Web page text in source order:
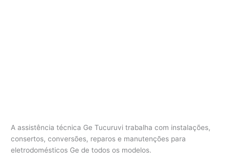
A assistência técnica Ge Tucuruvi trabalha com instalações,
consertos, conversões, reparos e manutenções para
eletrodomésticos Ge de todos os modelos.